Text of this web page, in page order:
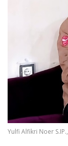
Yulfi Alfikri Noer